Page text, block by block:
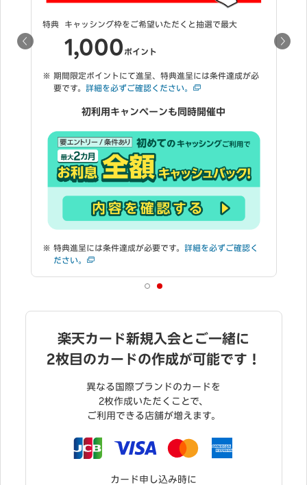
キャッシング枠をご希望いただくと抽選で最大
1,000 ポイント
間限定ポイントにて進呈、特典進呈には条件達成が必
詳細を必ずご確認ください。
初利用キャンペーンも同時開催中
典進呈には条件達成が必要です。詳細を必ずご確認く
特典2
期間限定ポイ
楽天カード新規入会とご一緒に
2枚目のカードの作成が可能です！
異なる国際ブランドのカードを
2枚作成いただくことで、
ご利用できる店舗が増えます。
カード申し込み時に